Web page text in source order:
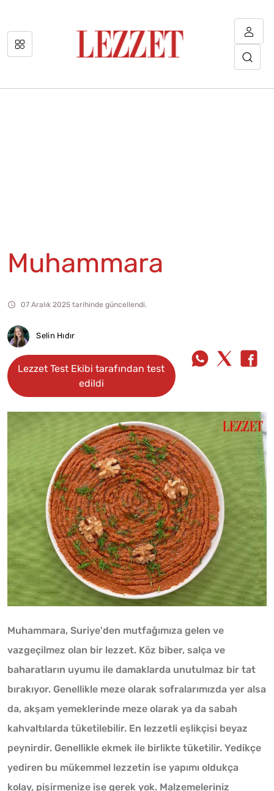
Muhammara
07 Aralık 2025 tarihinde güncellendi.
Selin Hıdır
Lezzet Test Ekibi tarafından test
edildi
Muhammara, Suriye'den mutfağımıza gelen ve
vazgeçilmez olan bir lezzet. Köz biber, salça ve
baharatların uyumu ile damaklarda unutulmaz bir tat
bırakıyor. Genellikle meze olarak sofralarımızda yer alsa
da, akşam yemeklerinde meze olarak ya da sabah
kahvaltılarda tüketilebilir. En lezzetli eşlikçisi beyaz
peynirdir. Genellikle ekmek ile birlikte tüketilir. Yedikçe
yediren bu mükemmel lezzetin ise yapımı oldukça
kolay, pişirmenize ise gerek yok. Malzemeleriniz